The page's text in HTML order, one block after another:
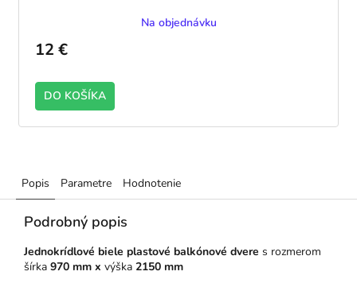
Na objednávku
12 €
DO KOŠÍKA
Popis Parametre Hodnotenie
Podrobný popis
Jednokrídlové biele plastové balkónové dvere s rozmerom
šírka 970 mm x výška 2150 mm